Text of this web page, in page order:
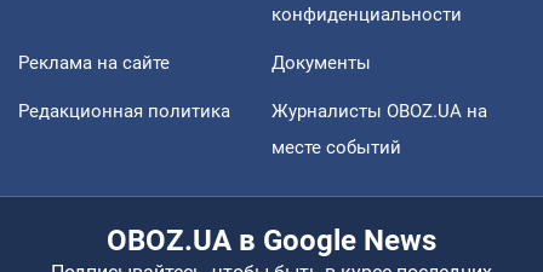
конфиденциальности
Реклама на сайте Документы
Редакционная политика
Журналисты OBOZ.UA на
месте событий
OBOZ.UA в Google News